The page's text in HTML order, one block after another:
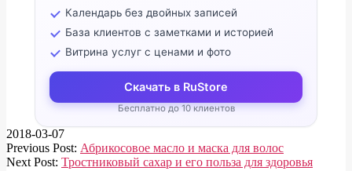
Календарь без двойных записей
База клиентов с заметками и историей
Витрина услуг с ценами и фото
Скачать в RuStore
Бесплатно до 10 клиентов
2018-03-07
Previous Post: Абрикосовое масло и маска для волос
Next Post: Тростниковый сахар и его польза для здоровья